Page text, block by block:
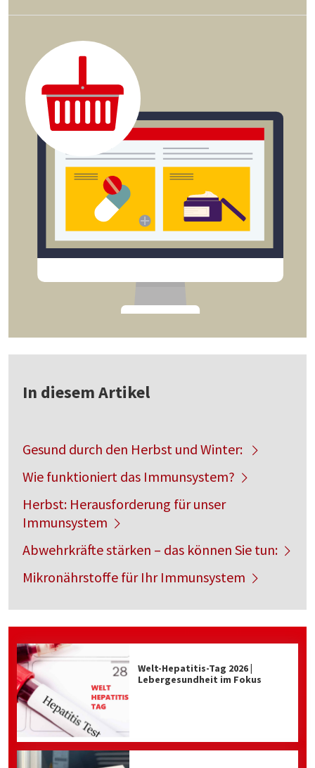
In diesem Artikel
Gesund durch den Herbst und Winter:
Wie funktioniert das Immunsystem?
Herbst: Herausforderung für unser
Immunsystem
Abwehrkräfte stärken – das können Sie tun:
Mikronährstoffe für Ihr Immunsystem
Welt-Hepatitis-Tag 2026 |
Lebergesundheit im Fokus